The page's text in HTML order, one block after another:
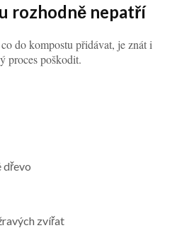
rozhodně nepatří
do kompostu přidávat, je znát i
proces poškodit.
dřevo
zvířat